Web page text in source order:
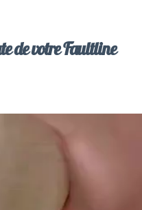
de votre Faultline